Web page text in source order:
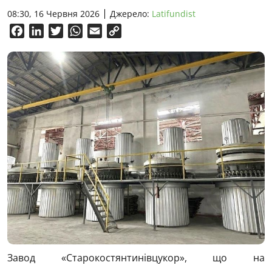
08:30, 16 Червня 2026 Джерело: Latifundist
FacebookLinkedInTwitterWhatsApp
Email
Завод «Старокостянтинівцукор», що на